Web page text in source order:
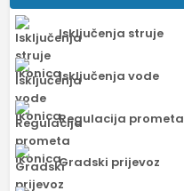
Isključenja struje
Isključenja vode
Regulacija prometa
Gradski prijevoz